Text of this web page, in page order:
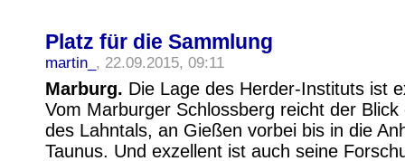
Platz für die Sammlung
martin_ , 22.09.2015, 09:11
Marburg. Die Lage des Herder-Instituts ist
Vom Marburger Schlossberg reicht der Blick
des Lahntals, an Gießen vorbei bis in die
Taunus. Und exzellent ist auch seine